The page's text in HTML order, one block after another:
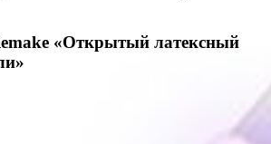
«Открытый латексный